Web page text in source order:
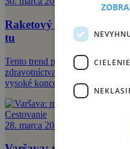
Raketový nástup peľovej
tu
Tento trend potvrdzujú aj
zdravotníctva SR, podľa
vysoké koncentrácie peľov lie
Cestovanie
28. marca 2026
CIELENIE